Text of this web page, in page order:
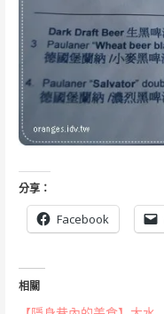
分享：
Facebook
相關